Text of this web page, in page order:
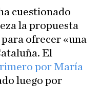
cuestionado
la propuesta
para ofrecer «una
El
por María
luego por